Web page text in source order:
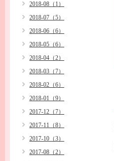
2018-08（1）
2018-07（5）
2018-06（6）
2018-05（6）
2018-04（2）
2018-03（7）
2018-02（6）
2018-01（9）
2017-12（7）
2017-11（8）
2017-10（3）
2017-08（2）